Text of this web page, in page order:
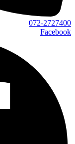
072-2727400
Facebook